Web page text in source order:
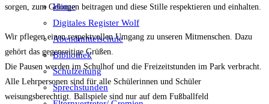
Home
Digitales Register Wolf
Abendmittelschule
Bibliothek
Schulzeitung
Sprechstunden
sorgen, zum Gelingen beitragen und diese Stille respektieren und einhalten.
Wir pflegen einen respektvollen Umgang zu unseren Mitmenschen. Dazu
gehört das gegenseitige Grüßen.
Die Pausen werden im Schulhof und die Freizeitstunden im Park verbracht.
Alle Lehrpersonen sind für alle Schülerinnen und Schüler
weisungsberechtigt. Ballspiele sind nur auf dem Fußballfeld